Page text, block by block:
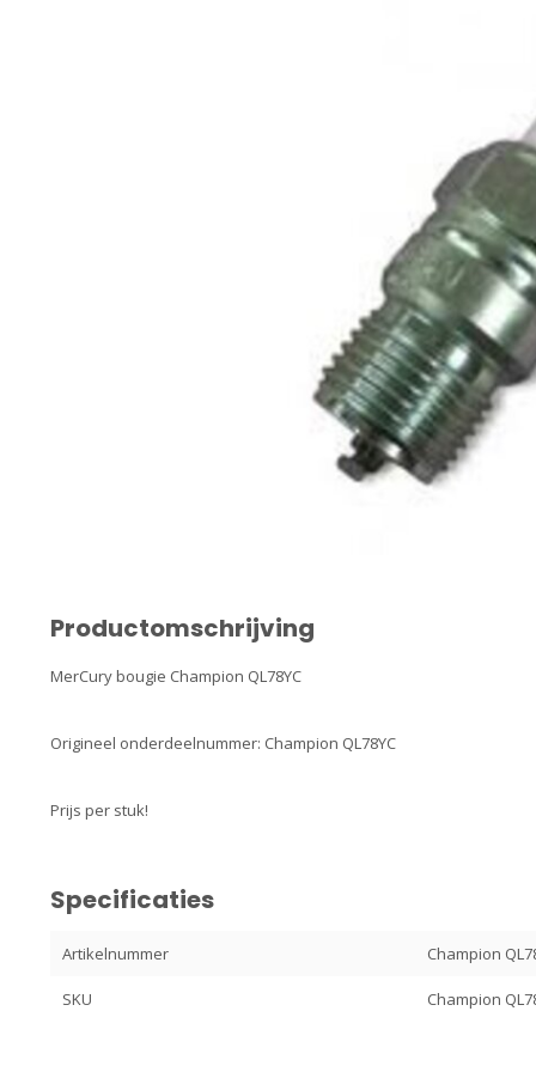
Productomschrijving
MerCury bougie Champion QL78YC
Origineel onderdeelnummer: Champion QL78YC
Prijs per stuk!
Specificaties
Artikelnummer Champion
SKU Champion